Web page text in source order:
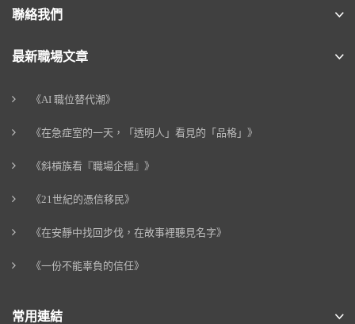
聯絡我們
最新職場文章
《AI 職位替代潮》
《在急症室的一天，「透明人」看見的「品格」》
《斜槓族看『職場企穩』》
《21世紀的憑信移民》
《在安靜中找回步伐，在故事裡聽見名字》
《一份不能辜負的信任》
常用連結